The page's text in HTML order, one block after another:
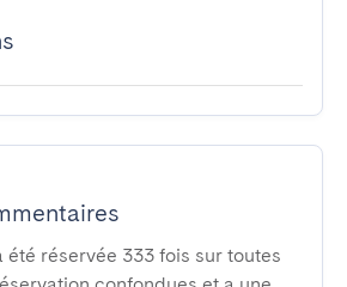
réservée 333 fois sur toutes